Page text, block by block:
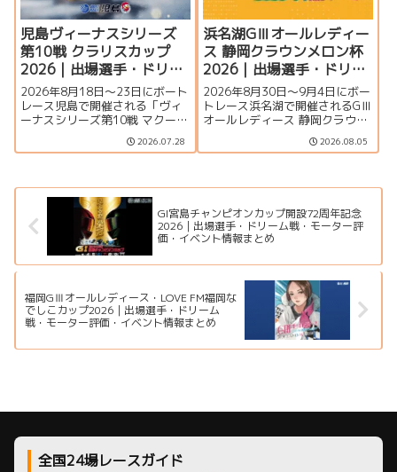
児島ヴィーナスシリーズ
第10戦 クラリスカップ
2026｜出場選手・ドリー
ム戦・注目モーター・イ
ベント情報まとめ
2026年8月18日～23日にボート
レース児島で開催される「ヴィ
ーナスシリーズ第10戦 マクール
杯争奪第16回クラリスカップ」
の特集ページです。出場選手一
報まで詳しく紹介します。
2026.07.28
浜名湖GⅢオールレディー
ス 静岡クラウンメロン杯
2026｜出場選手・ドリー
ム戦・注目モーター・イ
ベント情報まとめ
2026年8月30日～9月4日にボー
トレース浜名湖で開催されるGⅢ
オールレディース 静岡クラウン
メロン杯の特集ページです。出
場選手一覧、シリーズ展望、ド
を詳しく紹介します。
2026.08.05
GI宮島チャンピオンカップ開設72周年記念
2026｜出場選手・ドリーム戦・モーター評
価・イベント情報まとめ
福岡GⅢオールレディース・LOVE FM福岡な
でしこカップ2026｜出場選手・ドリーム
戦・モーター評価・イベント情報まとめ
全国24場レースガイド